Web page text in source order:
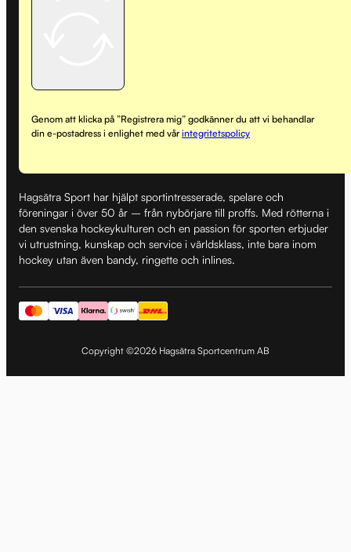
Genom att klicka på ”Registrera mig” godkänner du att vi behandlar
din e-postadress i enlighet med vårintegritetspolicy
Hagsätra Sport har hjälpt sportintresserade, spelare och
föreningar i över 50 år – från nybörjare till proffs. Med rötterna i
den svenska hockeykulturen och en passion för sporten erbjuder
vi utrustning, kunskap och service i världsklass, inte bara inom
hockey utan även bandy, ringette och inlines.
Copyright ©2026 Hagsätra Sportcentrum AB